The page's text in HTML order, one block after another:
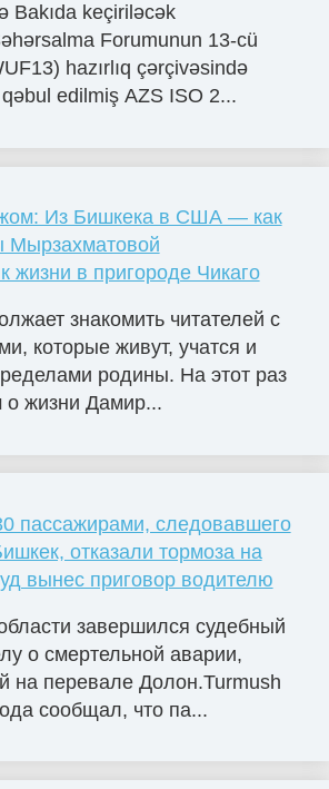
Bakıda keçiriləcək
Forumunun 13-cü
hazırlıq çərçivəsində
edilmiş AZS ISO 2...
Из Бишкека в США — как
Мырзахматовой
жизни в пригороде Чикаго
знакомить читателей с
которые живут, учатся и
родины. На этот раз
о жизни Дамир...
пассажирами, следовавшего
отказали тормоза на
вынес приговор водителю
завершился судебный
о смертельной аварии,
на перевале Долон.Turmush
сообщал, что па...